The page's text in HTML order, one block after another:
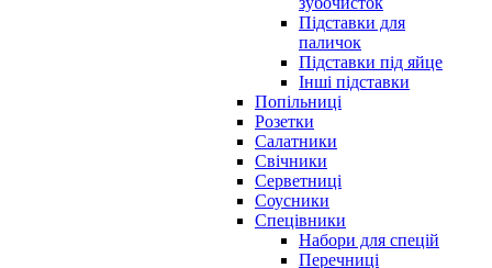
Підставки для
паличок
Підставки під яйце
Інші підставки
Попільниці
Розетки
Салатники
Свічники
Серветниці
Соусники
Спецівники
Набори для спецій
Перечниці